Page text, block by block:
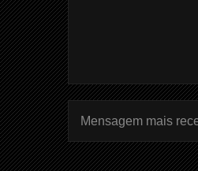
Mensagem mais